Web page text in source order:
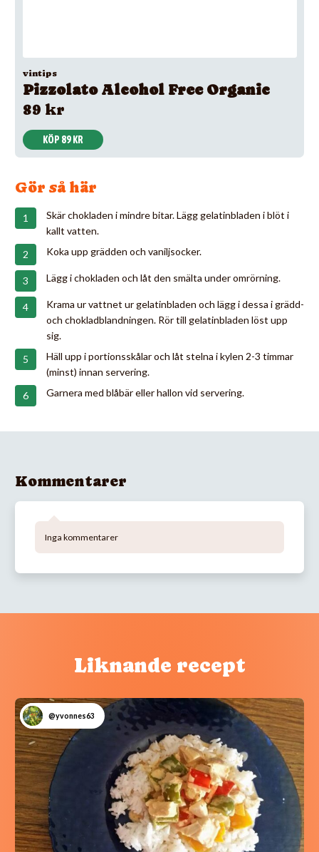
vintips
Pizzolato Alcohol Free Organic
89 kr
KÖP 89 KR
Gör så här
Skär chokladen i mindre bitar. Lägg gelatinbladen i blöt i
kallt vatten.
Koka upp grädden och vaniljsocker.
Lägg i chokladen och låt den smälta under omrörning.
Krama ur vattnet ur gelatinbladen och lägg i dessa i grädd-
och chokladblandningen. Rör till gelatinbladen löst upp
sig.
Häll upp i portionsskålar och låt stelna i kylen 2-3 timmar
(minst) innan servering.
Garnera med blåbär eller hallon vid servering.
Kommentarer
Inga kommentarer
Liknande recept
@yvonnes63